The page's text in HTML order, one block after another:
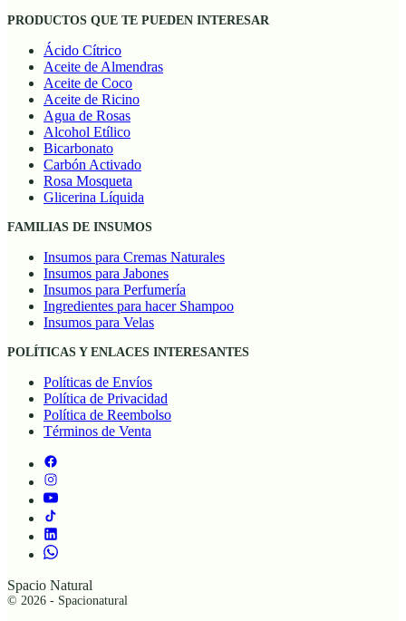
PRODUCTOS QUE TE PUEDEN INTERESAR
Ácido Cítrico
Aceite de Almendras
Aceite de Coco
Aceite de Ricino
Agua de Rosas
Alcohol Etílico
Bicarbonato
Carbón Activado
Rosa Mosqueta
Glicerina Líquida
FAMILIAS DE INSUMOS
Insumos para Cremas Naturales
Insumos para Jabones
Insumos para Perfumería
Ingredientes para hacer Shampoo
Insumos para Velas
POLÍTICAS Y ENLACES INTERESANTES
Políticas de Envíos
Política de Privacidad
Política de Reembolso
Términos de Venta
Spacio Natural
© 2026 - Spacionatural